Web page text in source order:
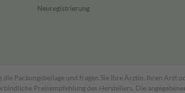
Neuregistrierung
die Packungsbeilage und fragen Sie Ihre Ärztin, Ihren
Preisempfehlung des Herstellers. Die